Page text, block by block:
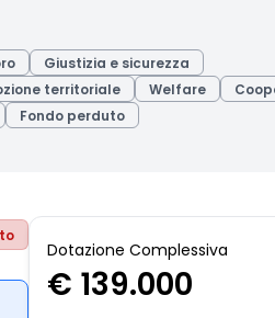
Giustizia e sicurezza
territoriale Welfare
Fondo perduto
Dotazione Complessiva
€ 139.000